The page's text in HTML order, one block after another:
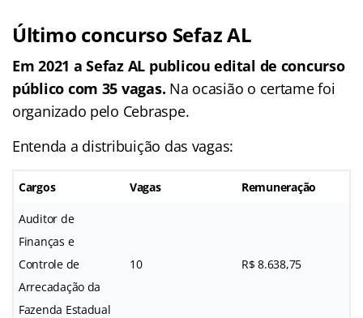
Último concurso Sefaz AL
Em 2021 a Sefaz AL publicou edital de concurso
público com 35 vagas. Na ocasião o certame foi
organizado pelo Cebraspe.
Entenda a distribuição das vagas:
Cargos Vagas Remuneração
Auditor de
Finanças e
Controle de
Arrecadação da
Fazenda Estadual
10 R$ 8.638,75